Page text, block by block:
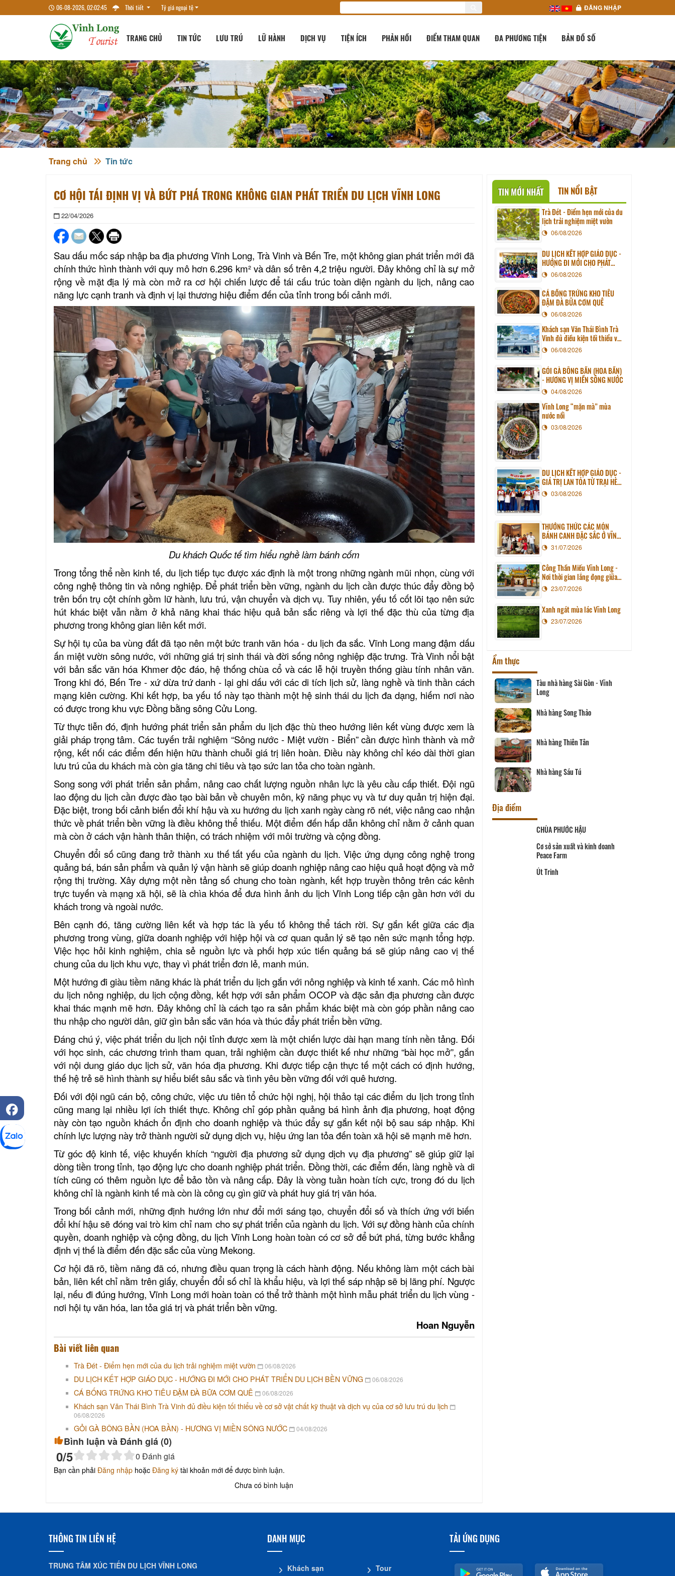
06-08-2026, 02:02:46 Thời tiết Tỷ giá ngoại tệ ĐĂNG NHẬP
TRANG CHỦ TIN TỨC LƯU TRÚ LỮ HÀNH DỊCH VỤ TIỆN ÍCH PHẢN HỒI ĐIỂM THAM QUAN ĐA PHƯƠNG TIỆN BẢN ĐỒ SỐ
Trang chủ Tin tức
CƠ HỘI TÁI ĐỊNH VỊ VÀ BỨT PHÁ TRONG KHÔNG GIAN PHÁT TRIỂN DU LỊCH VĨNH LONG
22/04/2026
Sau dấu mốc sáp nhập ba địa phương Vĩnh Long, Trà Vinh và Bến Tre, một không gian phát triển mới đã
chính thức hình thành với quy mô hơn 6.296 km² và dân số trên 4,2 triệu người. Đây không chỉ là sự mở
rộng về mặt địa lý mà còn mở ra cơ hội chiến lược để tái cấu trúc toàn diện ngành du lịch, nâng cao
năng lực cạnh tranh và định vị lại thương hiệu điểm đến của tỉnh trong bối cảnh mới.
Du khách Quốc tế tìm hiểu nghề làm bánh cốm
Trong tổng thể nền kinh tế, du lịch tiếp tục được xác định là một trong những ngành mũi nhọn, cùng với
công nghệ thông tin và nông nghiệp. Để phát triển bền vững, ngành du lịch cần được thúc đẩy đồng bộ
trên bốn trụ cột chính gồm lữ hành, lưu trú, vận chuyển và dịch vụ. Tuy nhiên, yếu tố cốt lõi tạo nên sức
hút khác biệt vẫn nằm ở khả năng khai thác hiệu quả bản sắc riêng và lợi thế đặc thù của từng địa
phương trong không gian liên kết mới.
Sự hội tụ của ba vùng đất đã tạo nên một bức tranh văn hóa - du lịch đa sắc. Vĩnh Long mang đậm dấu
ấn miệt vườn sông nước, với những giá trị sinh thái và đời sống nông nghiệp đặc trưng. Trà Vinh nổi bật
với bản sắc văn hóa Khmer độc đáo, hệ thống chùa cổ và các lễ hội truyền thống giàu tính nhân văn.
Trong khi đó, Bến Tre - xứ dừa trứ danh - lại ghi dấu với các di tích lịch sử, làng nghề và tinh thần cách
mạng kiên cường. Khi kết hợp, ba yếu tố này tạo thành một hệ sinh thái du lịch đa dạng, hiếm nơi nào
có được trong khu vực Đồng bằng sông Cửu Long.
Từ thực tiễn đó, định hướng phát triển sản phẩm du lịch đặc thù theo hướng liên kết vùng được xem là
giải pháp trọng tâm. Các tuyến trải nghiệm “Sông nước - Miệt vườn - Biển” cần được hình thành và mở
rộng, kết nối các điểm đến hiện hữu thành chuỗi giá trị liên hoàn. Điều này không chỉ kéo dài thời gian
lưu trú của du khách mà còn gia tăng chi tiêu và tạo sức lan tỏa cho toàn ngành.
Song song với phát triển sản phẩm, nâng cao chất lượng nguồn nhân lực là yêu cầu cấp thiết. Đội ngũ
lao động du lịch cần được đào tạo bài bản về chuyên môn, kỹ năng phục vụ và tư duy quản trị hiện đại.
Đặc biệt, trong bối cảnh biến đổi khí hậu và xu hướng du lịch xanh ngày càng rõ nét, việc nâng cao nhận
thức về phát triển bền vững là điều không thể thiếu. Một điểm đến hấp dẫn không chỉ nằm ở cảnh quan
mà còn ở cách vận hành thân thiện, có trách nhiệm với môi trường và cộng đồng.
Chuyển đổi số cũng đang trở thành xu thế tất yếu của ngành du lịch. Việc ứng dụng công nghệ trong
quảng bá, bán sản phẩm và quản lý vận hành sẽ giúp doanh nghiệp nâng cao hiệu quả hoạt động và mở
rộng thị trường. Xây dựng một nền tảng số chung cho toàn ngành, kết hợp truyền thông trên các kênh
trực tuyến và mạng xã hội, sẽ là chìa khóa để đưa hình ảnh du lịch Vĩnh Long tiếp cận gần hơn với du
khách trong và ngoài nước.
Bên cạnh đó, tăng cường liên kết và hợp tác là yếu tố không thể tách rời. Sự gắn kết giữa các địa
phương trong vùng, giữa doanh nghiệp với hiệp hội và cơ quan quản lý sẽ tạo nên sức mạnh tổng hợp.
Việc học hỏi kinh nghiệm, chia sẻ nguồn lực và phối hợp xúc tiến quảng bá sẽ giúp nâng cao vị thế
chung của du lịch khu vực, thay vì phát triển đơn lẻ, manh mún.
Một hướng đi giàu tiềm năng khác là phát triển du lịch gắn với nông nghiệp và kinh tế xanh. Các mô hình
du lịch nông nghiệp, du lịch cộng đồng, kết hợp với sản phẩm OCOP và đặc sản địa phương cần được
khai thác mạnh mẽ hơn. Đây không chỉ là cách tạo ra sản phẩm khác biệt mà còn góp phần nâng cao
thu nhập cho người dân, giữ gìn bản sắc văn hóa và thúc đẩy phát triển bền vững.
Đáng chú ý, việc phát triển du lịch nội tỉnh được xem là một chiến lược dài hạn mang tính nền tảng. Đối
với học sinh, các chương trình tham quan, trải nghiệm cần được thiết kế như những “bài học mở”, gắn
với nội dung giáo dục lịch sử, văn hóa địa phương. Khi được tiếp cận thực tế một cách có định hướng,
thế hệ trẻ sẽ hình thành sự hiểu biết sâu sắc và tình yêu bền vững đối với quê hương.
Đối với đội ngũ cán bộ, công chức, việc ưu tiên tổ chức hội nghị, hội thảo tại các điểm du lịch trong tỉnh
cũng mang lại nhiều lợi ích thiết thực. Không chỉ góp phần quảng bá hình ảnh địa phương, hoạt động
này còn tạo nguồn khách ổn định cho doanh nghiệp và thúc đẩy sự gắn kết nội bộ sau sáp nhập. Khi
chính lực lượng này trở thành người sử dụng dịch vụ, hiệu ứng lan tỏa đến toàn xã hội sẽ mạnh mẽ hơn.
Từ góc độ kinh tế, việc khuyến khích “người địa phương sử dụng dịch vụ địa phương” sẽ giúp giữ lại
dòng tiền trong tỉnh, tạo động lực cho doanh nghiệp phát triển. Đồng thời, các điểm đến, làng nghề và di
tích cũng có thêm nguồn lực để bảo tồn và nâng cấp. Đây là vòng tuần hoàn tích cực, trong đó du lịch
không chỉ là ngành kinh tế mà còn là công cụ gìn giữ và phát huy giá trị văn hóa.
Trong bối cảnh mới, những định hướng lớn như đổi mới sáng tạo, chuyển đổi số và thích ứng với biến
đổi khí hậu sẽ đóng vai trò kim chỉ nam cho sự phát triển của ngành du lịch. Với sự đồng hành của chính
quyền, doanh nghiệp và cộng đồng, du lịch Vĩnh Long hoàn toàn có cơ sở để bứt phá, từng bước khẳng
định vị thế là điểm đến đặc sắc của vùng Mekong.
Cơ hội đã rõ, tiềm năng đã có, nhưng điều quan trọng là cách hành động. Nếu không làm một cách bài
bản, liên kết chỉ nằm trên giấy, chuyển đổi số chỉ là khẩu hiệu, và lợi thế sáp nhập sẽ bị lãng phí. Ngược
lại, nếu đi đúng hướng, Vĩnh Long mới hoàn toàn có thể trở thành một hình mẫu phát triển du lịch vùng -
nơi hội tụ văn hóa, lan tỏa giá trị và phát triển bền vững.
Hoan Nguyễn
Bài viết liên quan
Trà Đét - Điểm hẹn mới của du lịch trải nghiệm miệt vườn 06/08/2026
DU LỊCH KẾT HỢP GIÁO DỤC - HƯỚNG ĐI MỚI CHO PHÁT TRIỂN DU LỊCH BỀN VỮNG 06/08/2026
CÁ BỐNG TRỨNG KHO TIÊU ĐẬM ĐÀ BỮA CƠM QUÊ 06/08/2026
Khách sạn Văn Thái Bình Trà Vinh đủ điều kiện tối thiểu về cơ sở vật chất kỹ thuật và dịch vụ của cơ sở lưu trú du lịch
06/08/2026
GỎI GÀ BÔNG BẦN (HOA BẦN) - HƯƠNG VỊ MIỀN SÔNG NƯỚC 04/08/2026
Bình luận và Đánh giá (0)
0/5 0 Đánh giá
Bạn cần phải Đăng nhập hoặc Đăng ký tài khoản mới để được bình luận.
Chưa có bình luận
TIN MỚI NHẤT TIN NỔI BẬT
Trà Đét - Điểm hẹn mới của du
lịch trải nghiệm miệt vườn
06/08/2026
DU LỊCH KẾT HỢP GIÁO DỤC -
HƯỚNG ĐI MỚI CHO PHÁT
TRIỂN DU LỊCH BỀN VỮNG
06/08/2026
CÁ BỐNG TRỨNG KHO TIÊU
ĐẬM ĐÀ BỮA CƠM QUÊ
06/08/2026
Khách sạn Văn Thái Bình Trà
Vinh đủ điều kiện tối thiểu về
cơ sở vật chất kỹ thuật và
dịch vụ của cơ sở lưu trú du
lịch
06/08/2026
GỎI GÀ BÔNG BẦN (HOA BẦN)
- HƯƠNG VỊ MIỀN SÔNG NƯỚC
04/08/2026
Vĩnh Long “mặn mà” mùa
nước nổi
03/08/2026
DU LỊCH KẾT HỢP GIÁO DỤC -
GIÁ TRỊ LAN TỎA TỪ TRẠI HÈ
PHƯƠNG NAM NĂM 2026
03/08/2026
THƯỞNG THỨC CÁC MÓN
BÁNH CANH ĐẶC SẮC Ở VĨNH
LONG31/07/2026
Công Thần Miếu Vĩnh Long -
Nơi thời gian lắng đọng giữa
lòng phố thị
23/07/2026
Xanh ngát mùa lác Vĩnh Long
23/07/2026
Ẩm thực
Nhà hàng Ẩm Thực Phố
Nhà hàng Ngân Vinh
Tàu nhà hàng Sài Gòn - Vĩnh
Long
Nhà hàng Song Thảo
Nhà hàng Thiên Tân
Nhà hàng Sáu Tú
Địa điểm
Khu tưởng niệm cố Thủ tướng Võ
Văn Kiệt
BẢO TÀNG VĨNH LONG
Khu lưu niệm Giáo sư, Viện sĩ
Trần Đại Nghĩa
Nhà dừa CocoHome
Khu lưu niệm Chủ tịch Hội đồng
Bộ trưởng Phạm Hùng
KHU DU LỊCH VINH SANG
VĂN THÁNH MIẾU VĨNH LONG
Đình Tân Hoa
THÁNH TỊNH NGỌC SƠN QUANG
DN Du lịch sinh thái SaLa
CHÙA TIÊN CHÂU
CHẾ ĐIỀU BÁT
CHÙA PHƯỚC HẬU
Cơ sở sản xuất và kinh doanh
Peace Farm
THÔNG TIN LIÊN HỆ
TRUNG TÂM XÚC TIẾN DU LỊCH VĨNH LONG
DANH MỤC
Khách sạn Tour
TẢI ỨNG DỤNG